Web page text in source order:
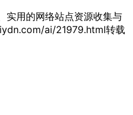
实用的网络站点资源收集与
ai/21979.html转载